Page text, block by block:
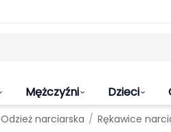
Mężczyźni Dzieci
Odzież narciarska / Rękawice